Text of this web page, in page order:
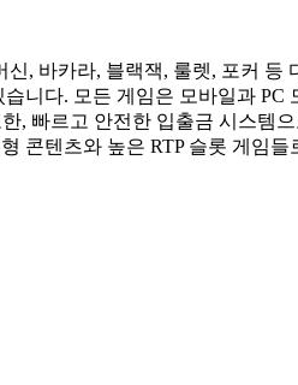
, 바카라, 블랙잭, 룰렛, 포커 등
니다. 모든 게임은 모바일과 PC
, 빠르고 안전한 입출금 시스템
콘텐츠와 높은 RTP 슬롯 게임들